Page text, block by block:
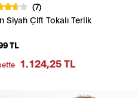
(7)
Siyah Çift Tokalı Terlik
TL
1.124,25 TL